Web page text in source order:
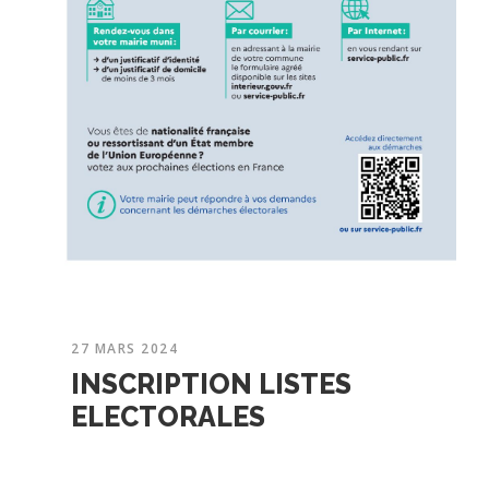
27 MARS 2024
INSCRIPTION LISTES
ELECTORALES